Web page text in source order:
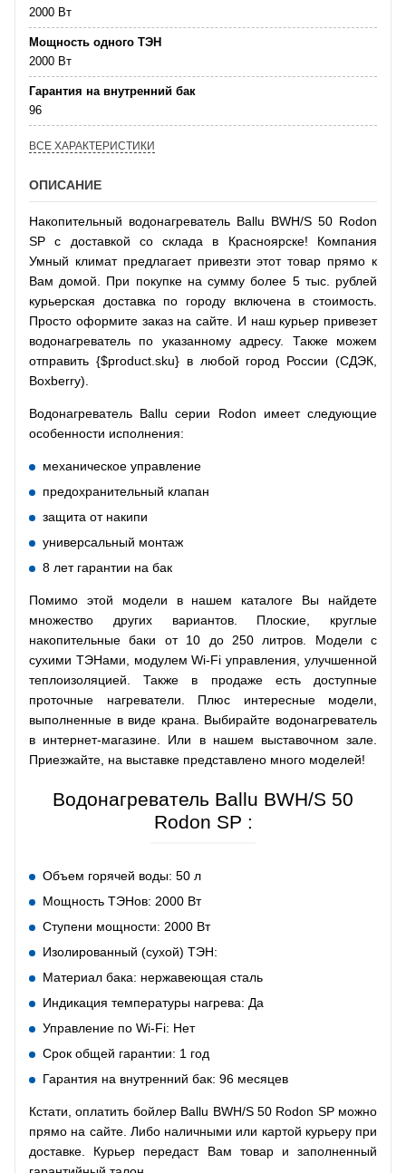
2000 Вт
Мощность одного ТЭН
2000 Вт
Гарантия на внутренний бак
96
ВСЕ ХАРАКТЕРИСТИКИ
ОПИСАНИЕ
Накопительный водонагреватель Ballu BWH/S 50 Rodon
SP с доставкой со склада в Красноярске! Компания
Умный климат предлагает привезти этот товар прямо к
Вам домой. При покупке на сумму более 5 тыс. рублей
курьерская доставка по городу включена в стоимость.
Просто оформите заказ на сайте. И наш курьер привезет
водонагреватель по указанному адресу. Также можем
отправить {$product.sku} в любой город России (СДЭК,
Boxberry).
Водонагреватель Ballu серии Rodon имеет следующие
особенности исполнения:
механическое управление
предохранительный клапан
защита от накипи
универсальный монтаж
8 лет гарантии на бак
Помимо этой модели в нашем каталоге Вы найдете
множество других вариантов. Плоские, круглые
накопительные баки от 10 до 250 литров. Модели с
сухими ТЭНами, модулем Wi-Fi управления, улучшенной
теплоизоляцией. Также в продаже есть доступные
проточные нагреватели. Плюс интересные модели,
выполненные в виде крана. Выбирайте водонагреватель
в интернет-магазине. Или в нашем выставочном зале.
Приезжайте, на выставке представлено много моделей!
Водонагреватель Ballu BWH/S 50
Rodon SP :
Объем горячей воды: 50 л
Мощность ТЭНов: 2000 Вт
Ступени мощности: 2000 Вт
Изолированный (сухой) ТЭН:
Материал бака: нержавеющая сталь
Индикация температуры нагрева: Да
Управление по Wi-Fi: Нет
Срок общей гарантии: 1 год
Гарантия на внутренний бак: 96 месяцев
Кстати, оплатить бойлер Ballu BWH/S 50 Rodon SP можно
прямо на сайте. Либо наличными или картой курьеру при
доставке. Курьер передаст Вам товар и заполненный